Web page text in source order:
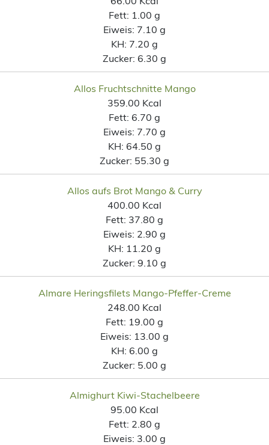
Fett: 1.00 g
Eiweis: 7.10 g
KH: 7.20 g
Zucker: 6.30 g
Allos Fruchtschnitte Mango
359.00 Kcal
Fett: 6.70 g
Eiweis: 7.70 g
KH: 64.50 g
Zucker: 55.30 g
Allos aufs Brot Mango & Curry
400.00 Kcal
Fett: 37.80 g
Eiweis: 2.90 g
KH: 11.20 g
Zucker: 9.10 g
Almare Heringsfilets Mango-Pfeffer-Creme
248.00 Kcal
Fett: 19.00 g
Eiweis: 13.00 g
KH: 6.00 g
Zucker: 5.00 g
Almighurt Kiwi-Stachelbeere
95.00 Kcal
Fett: 2.80 g
Eiweis: 3.00 g